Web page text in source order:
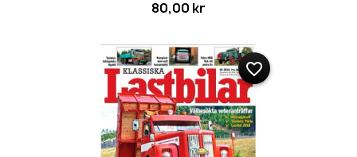
80,00 kr
favorite_border